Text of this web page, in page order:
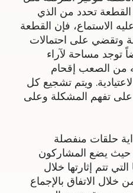
تحدد من الذي
الاستماع، فإن القطعة
وتقضي على احتمالات
توجد مساحة لآراء
من الصعب إقحام
ويتم تشجيع كل
تفهم المشكلة وعلى
حلقات منفصلة
حيث يضع المشاركون
تتم إثارتها خلال
خلال الاتفاق بالإجماع